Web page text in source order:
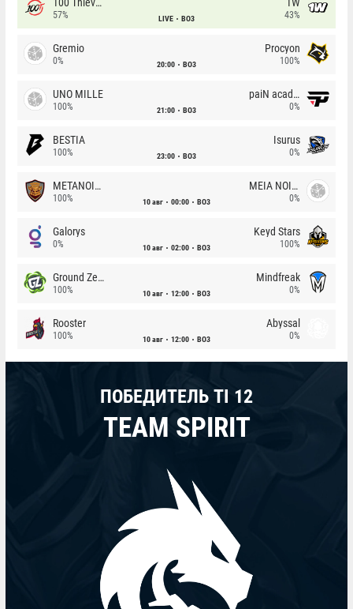
57% LIVE BO3 43%
Gremio
0% 20:00 BO3
Procyon
100%
UNO MILLE
100% 21:00 BO3
paiN academy
0%
BESTIA
100% 23:00 BO3
Isurus
0%
METANOIA Wolves
100% 10 авг 00:00 BO3
MEIA NOITE
0%
Galorys
0% 10 авг 02:00 BO3
Keyd Stars
100%
Ground Zero
100% 10 авг 12:00 BO3
Mindfreak
0%
Rooster
100% 10 авг 12:00 BO3
Abyssal
0%
ПОБЕДИТЕЛЬ TI 12
TEAM SPIRIT